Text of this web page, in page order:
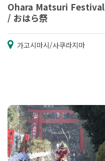
Ohara Matsuri Festival
/ おはら祭
가고시마시/사쿠라지마